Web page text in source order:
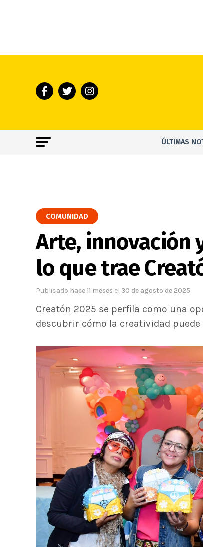
ÚLTIMAS
COMUNIDAD
Arte, innovación
lo que trae
Publicado hace 11 meses el 30 de agosto de 2025
Creatón 2025 se perfila como una
descubrir cómo la creatividad